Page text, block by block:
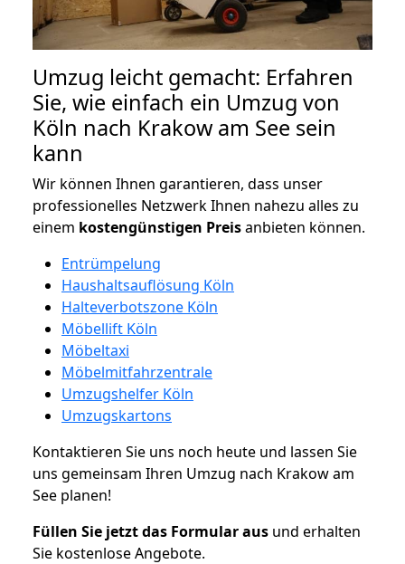
Umzug leicht gemacht: Erfahren
Sie, wie einfach ein Umzug von
Köln nach Krakow am See sein
kann
Wir können Ihnen garantieren, dass unser
professionelles Netzwerk Ihnen nahezu alles zu
einem kostengünstigen Preisanbieten können.
Entrümpelung
Haushaltsauflösung Köln
Halteverbotszone Köln
Möbellift Köln
Möbeltaxi
Möbelmitfahrzentrale
Umzugshelfer Köln
Umzugskartons
Kontaktieren Sie uns noch heute und lassen Sie
uns gemeinsam Ihren Umzug nach Krakow am
See planen!
Füllen Sie jetzt das Formular aus und erhalten
Sie kostenlose Angebote.